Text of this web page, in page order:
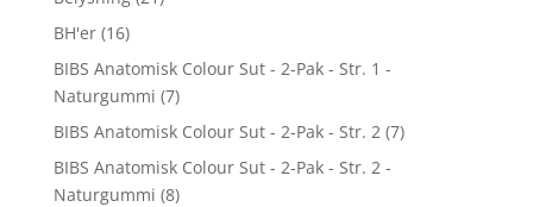
BH'er (16)
BIBS Anatomisk Colour Sut - 2-Pak - Str. 1 -
Naturgummi (7)
BIBS Anatomisk Colour Sut - 2-Pak - Str. 2 (7)
BIBS Anatomisk Colour Sut - 2-Pak - Str. 2 -
Naturgummi (8)